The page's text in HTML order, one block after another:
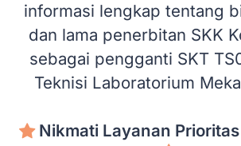
informasi lengkap tentang
dan lama penerbitan SKK
sebagai pengganti SKT
Teknisi Laboratorium
Nikmati Layanan